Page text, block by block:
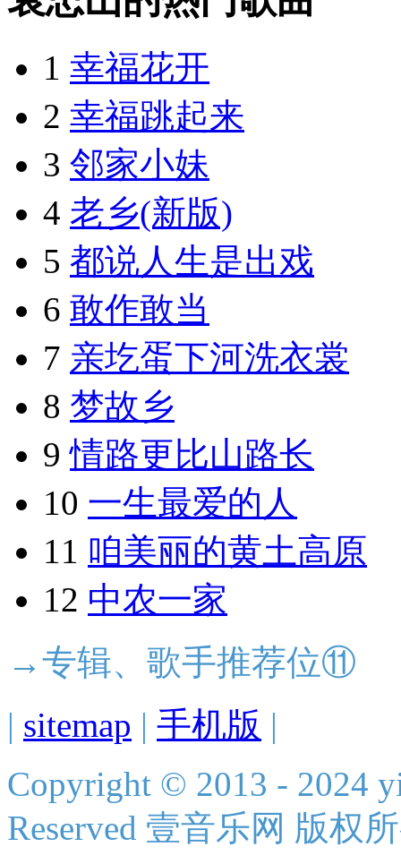
1 幸福花开
2 幸福跳起来
3 邻家小妹
4 老乡(新版)
5 都说人生是出戏
6 敢作敢当
7 亲圪蛋下河洗衣裳
8 梦故乡
9 情路更比山路长
10 一生最爱的人
11 咱美丽的黄土高原
12 中农一家
→专辑、歌手推荐位⑪
| sitemap | 手机版 |
Copyright © 2013 - 2024
Reserved 壹音乐网 版权